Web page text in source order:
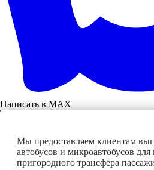
Написать в MAX
Мы предоставляем клиентам
автобусов и микроавтобусов
пригородного трансфера